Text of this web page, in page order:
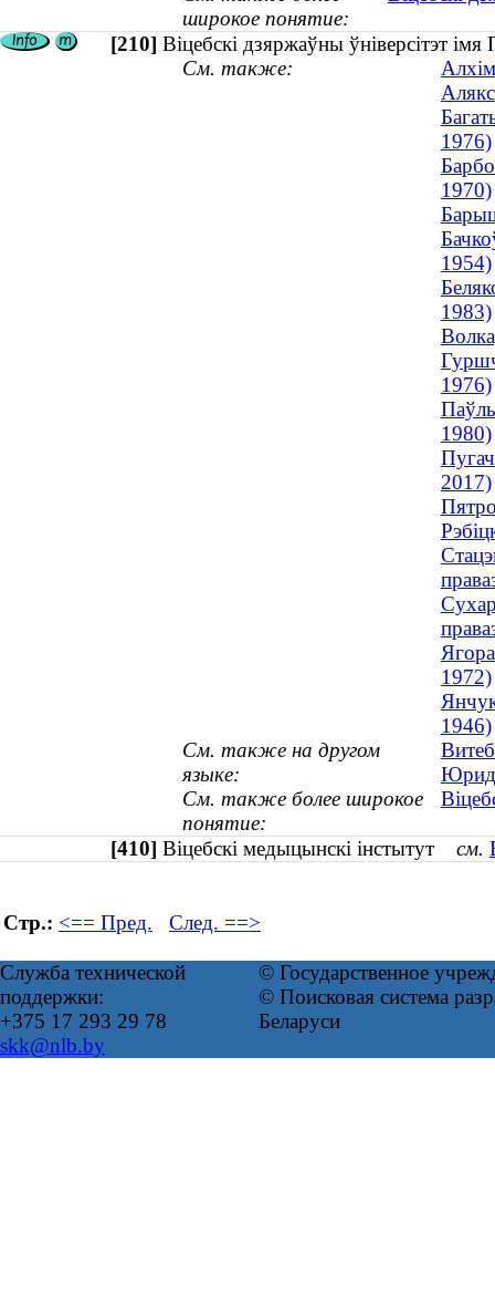
широкое понятие:
[210] Віцебскі дзяржаўны ўніверсітэт
См. также:
1976)
1970)
1954)
1983)
1976)
1980)
2017)
1972)
1946)
См. также на другом
языке:
См. также более широкое
понятие:
[410] Віцебскі медыцынскі інстытут см.
Стр.: <== Пред. След. ==>
Служба технической
поддержки:
+375 17 293 29 78
skk@nlb.by
© Государственное
© Поисковая система
Беларуси